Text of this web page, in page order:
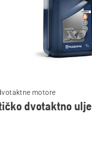
motore
dvotaktno ulje